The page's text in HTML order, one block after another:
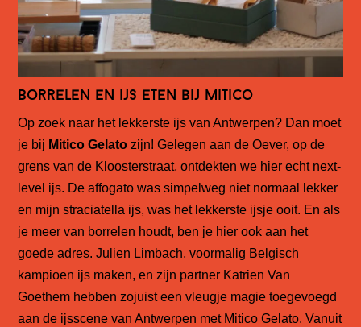
Borrelen en ijs eten bij Mitico
Op zoek naar het lekkerste ijs van Antwerpen? Dan moet
je bij Mitico Gelato zijn! Gelegen aan de Oever, op de
grens van de Kloosterstraat, ontdekten we hier echt next-
level ijs. De affogato was simpelweg niet normaal lekker
en mijn straciatella ijs, was het lekkerste ijsje ooit. En als
je meer van borrelen houdt, ben je hier ook aan het
goede adres. Julien Limbach, voormalig Belgisch
kampioen ijs maken, en zijn partner Katrien Van
Goethem hebben zojuist een vleugje magie toegevoegd
aan de ijsscene van Antwerpen met Mitico Gelato. Vanuit